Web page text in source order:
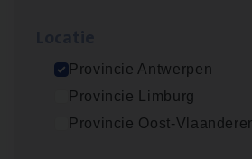
Provincie Antwerpen
Provincie Limburg
Provincie Oost-
Insurance Operations
Beveren